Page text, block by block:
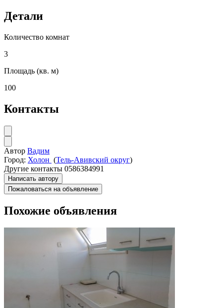
Детали
Количество комнат
3
Площадь (кв. м)
100
Контакты
Автор Вадим
Город: Холон (Тель-Авивский округ)
Другие контакты 0586384991
Написать автору
Пожаловаться на объявление
Похожие объявления